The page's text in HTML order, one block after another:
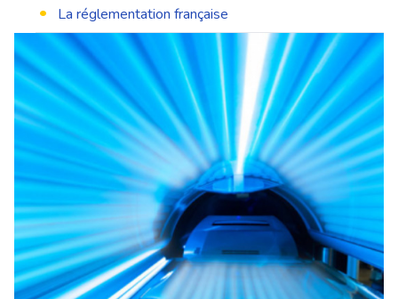
• La réglementation française